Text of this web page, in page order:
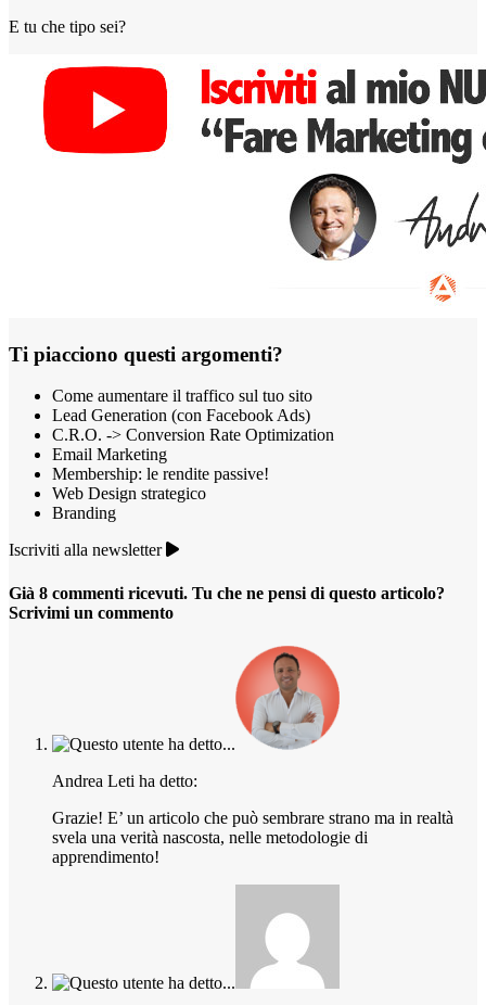
E tu che tipo sei?
Ti piacciono questi argomenti?
Come aumentare il traffico sul tuo sito
Lead Generation (con Facebook Ads)
C.R.O. -> Conversion Rate Optimization
Email Marketing
Membership: le rendite passive!
Web Design strategico
Branding
Iscriviti alla newsletter
Già 8 commenti ricevuti. Tu che ne pensi di questo articolo?
Scrivimi un commento
Andrea Leti ha detto:
Grazie! E’ un articolo che può sembrare strano ma in realtà
svela una verità nascosta, nelle metodologie di
apprendimento!